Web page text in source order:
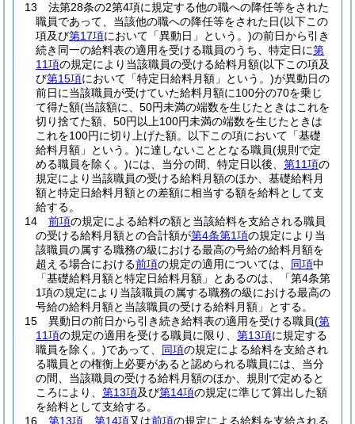
13
法第28条の2第4項に規定する他の職への降任等をされた
職員であって、当該他の職への降任等をされた日(以下この
項及び第17項において「異動日」という。)の前日から引き
続き同一の給料表の適用を受ける職員のうち、特定日に第
11項の規定により当該職員の受ける給料月額(以下この項及
び第15項において「特定日給料月額」という。)が異動日の
前日に当該職員が受けていた給料月額に100分の70を乗じ
て得た額(当該額に、50円未満の端数を生じたときはこれを
切り捨てた額、50円以上100円未満の端数を生じたときは
これを100円に切り上げた額。以下この項において「基礎
給料月額」という。)に達しないこととなる職員(規則で定
める職員を除く。)には、当分の間、特定日以後、 第11項の
規定により当該職員の受ける給料月額のほか、基礎給料月
額と特定日給料月額との差額に相当する額を給料として支
給する。
14
前項の規定による給料の額と当該給料を支給される職員
の受ける給料月額との合計額が第4条第1項の規定により当
該職員の属する職務の級における最高の号給の給料月額を
超える場合における前項の規定の適用については、 同項中
「基礎給料月額と特定日給料月額」とあるのは、「第4条第
1項の規定により当該職員の属する職務の級における最高の
号給の給料月額と当該職員の受ける給料月額」とする。
15
異動日の前日から引き続き給料表の適用を受ける職員(第
11項の規定の適用を受ける職員に限り、 第13項に規定する
職員を除く。)であって、 同項の規定による給料を支給され
る職員との権衡上必要があると認められる職員には、当分
の間、当該職員の受ける給料月額のほか、規則で定めると
ころにより、 第13項及び第14項の規定に準じて算出した額
を給料として支給する。
16
第13項 第14項又は前項の規定による給料を支給される